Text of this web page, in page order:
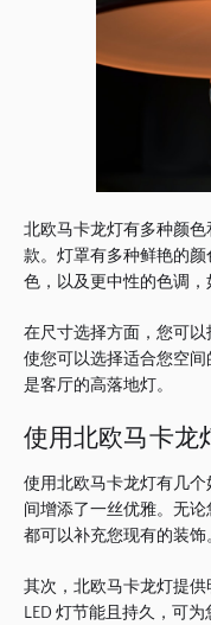
北欧马卡龙灯有多种颜
款。 灯罩有多种鲜艳的
色，以及更中性的色调，
在尺寸选择方面，您可以
使您可以选择适合您空
是客厅的高落地灯。
使用北欧马卡龙
使用北欧马卡龙灯有几个
间增添了一丝优雅。 无论
都可以补充您现有的装饰
其次，北欧马卡龙灯提供
LED 灯节能且持久，可